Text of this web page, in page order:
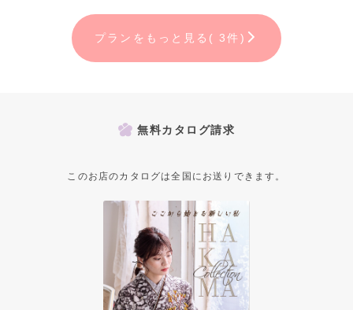
プランをもっと見る( 3件)
無料カタログ請求
このお店のカタログは全国にお送りできます。